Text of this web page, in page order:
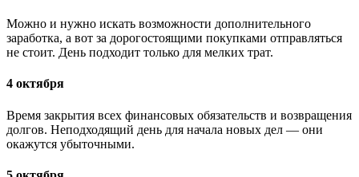
Можно и нужно искать возможности дополнительного
заработка, а вот за дорогостоящими покупками отправляться
не стоит. День подходит только для мелких трат.
4 октября
Время закрытия всех финансовых обязательств и возвращения
долгов. Неподходящий день для начала новых дел — они
окажутся убыточными.